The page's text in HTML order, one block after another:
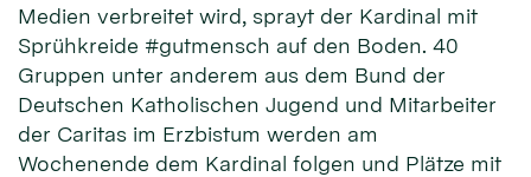
Medien verbreitet wird, sprayt der Kardinal mit
Sprühkreide #gutmensch auf den Boden. 40
Gruppen unter anderem aus dem Bund der
Deutschen Katholischen Jugend und Mitarbeiter
der Caritas im Erzbistum werden am
Wochenende dem Kardinal folgen und Plätze mit